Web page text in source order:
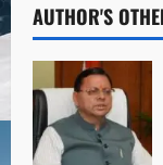
AUTHOR'S